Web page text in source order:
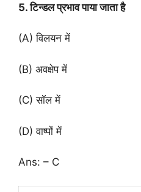
5. टिन्डल प्रभाव पाया जाता है
(A) विलयन में
(B) अवक्षेप में
(C) सॉल में
(D) वाष्पों में
Ans: – C